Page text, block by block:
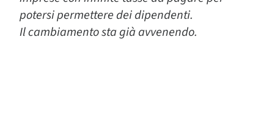
potersi permettere dei dipendenti.
Il cambiamento sta già avvenendo.